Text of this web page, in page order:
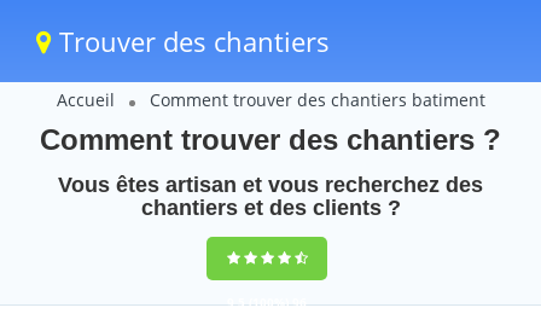
Trouver des chantiers
Accueil Comment trouver des chantiers batiment
Comment trouver des chantiers ?
Vous êtes artisan et vous recherchez des
chantiers et des clients ?
9,5(100%)96